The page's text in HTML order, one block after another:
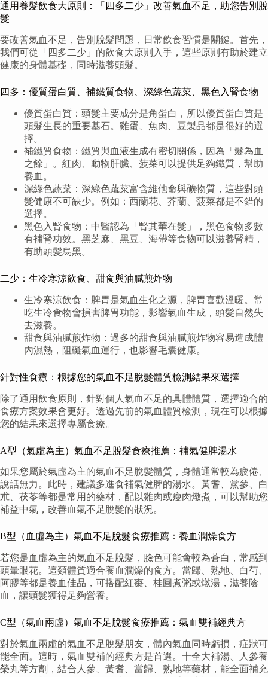
通用養髮飲食大原則：「四多二少」改善氣血不足，助您告別脫
髮
要改善氣血不足，告別脫髮問題，日常飲食習慣是關鍵。首先，
我們可從「四多二少」的飲食大原則入手，這些原則有助於建立
健康的身體基礎，同時滋養頭髮。
四多：優質蛋白質、補鐵質食物、深綠色蔬菜、黑色入腎食物
優質蛋白質：頭髮主要成分是角蛋白，所以優質蛋白質是
頭髮生長的重要基石。雞蛋、魚肉、豆製品都是很好的選
擇。
補鐵質食物：鐵質與血液生成有密切關係，因為「髮為血
之餘」。紅肉、動物肝臟、菠菜可以提供足夠鐵質，幫助
養血。
深綠色蔬菜：深綠色蔬菜富含維他命與礦物質，這些對頭
髮健康不可缺少。例如：西蘭花、芥蘭、菠菜都是不錯的
選擇。
黑色入腎食物：中醫認為「腎其華在髮」，黑色食物多數
有補腎功效。黑芝麻、黑豆、海帶等食物可以滋養腎精，
有助頭髮烏黑。
二少：生冷寒涼飲食、甜食與油膩煎炸物
生冷寒涼飲食：脾胃是氣血生化之源，脾胃喜歡溫暖。常
吃生冷食物會損害脾胃功能，影響氣血生成，頭髮自然失
去滋養。
甜食與油膩煎炸物：過多的甜食與油膩煎炸物容易造成體
內濕熱，阻礙氣血運行，也影響毛囊健康。
針對性食療：根據您的氣血不足脫髮體質檢測結果來選擇
除了通用飲食原則，針對個人氣血不足的具體體質，選擇適合的
食療方案效果會更好。透過先前的氣血體質檢測，現在可以根據
您的結果來選擇專屬食療。
A型（氣虛為主）氣血不足脫髮食療推薦：補氣健脾湯水
如果您屬於氣虛為主的氣血不足脫髮體質，身體通常較為疲倦、
說話無力。此時，建議多進食補氣健脾的湯水。黃耆、黨參、白
朮、茯苓等都是常用的藥材，配以雞肉或瘦肉燉煮，可以幫助您
補益中氣，改善血氣不足脫髮的狀況。
B型（血虛為主）氣血不足脫髮食療推薦：養血潤燥食方
若您是血虛為主的氣血不足脫髮，臉色可能會較為蒼白，常感到
頭暈眼花。這類體質適合養血潤燥的食方。當歸、熟地、白芍、
阿膠等都是養血佳品，可搭配紅棗、桂圓煮粥或燉湯，滋養陰
血，讓頭髮獲得足夠營養。
C型（氣血兩虛）氣血不足脫髮食療推薦：氣血雙補經典方
對於氣血兩虛的氣血不足脫髮朋友，體內氣血同時虧損，症狀可
能全面。這時，氣血雙補的經典方是首選。十全大補湯、人參養
榮丸等方劑，結合人參、黃耆、當歸、熟地等藥材，能全面補充